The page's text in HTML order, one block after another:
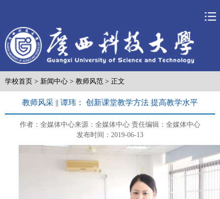
学校首页 > 新闻中心 > 教师风范 > 正文
教师风采 || 谭玮： 创新课堂教学方法 提高教学水平
作者：全媒体中心来源：全媒体中心 责任编辑：全媒体中心
发布时间：2019-06-13